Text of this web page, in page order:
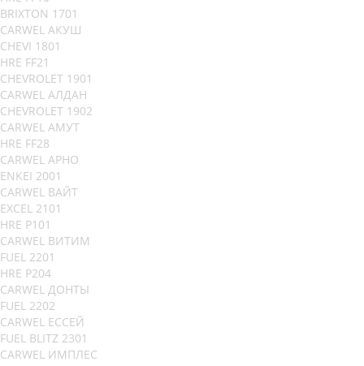
BRIXTON 1701
CARWEL АКУШ
CHEVI 1801
HRE FF21
CHEVROLET 1901
CARWEL АЛДАН
CHEVROLET 1902
CARWEL АМУТ
HRE FF28
CARWEL АРНО
ENKEI 2001
CARWEL ВАЙТ
EXCEL 2101
HRE P101
CARWEL ВИТИМ
FUEL 2201
HRE P204
CARWEL ДОНТЫ
FUEL 2202
CARWEL ЕССЕЙ
FUEL BLITZ 2301
CARWEL ИМПЛЕС